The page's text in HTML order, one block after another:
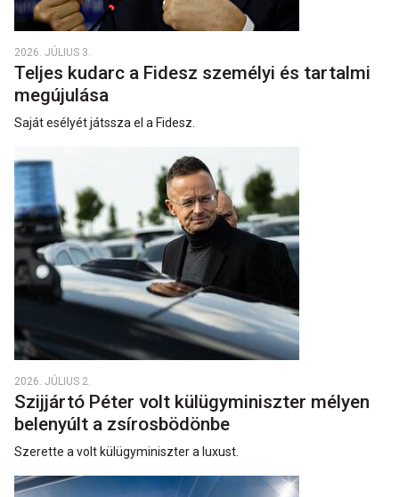
2026. JÚLIUS 3.
Teljes kudarc a Fidesz személyi és tartalmi
megújulása
Saját esélyét játssza el a Fidesz.
2026. JÚLIUS 2.
Szijjártó Péter volt külügyminiszter mélyen
belenyúlt a zsírosbödönbe
Szerette a volt külügyminiszter a luxust.